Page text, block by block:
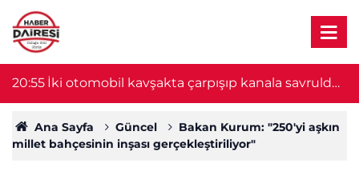
20:55 İki otomobil kavşakta çarpışıp kanala savruldu!
1 ölü, 8 yaralı var
Ana Sayfa Güncel
Bakan Kurum: "250'yi aşkın
millet bahçesinin inşası gerçekleştiriliyor"